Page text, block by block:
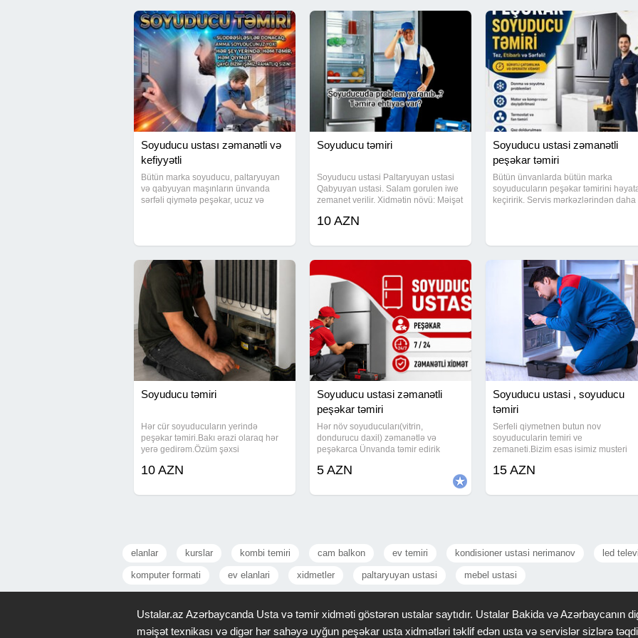
Soyuducu ustası zəmanətli və
kefiyyətli
Bütün marka soyuducu, paltaryuyan
və qabyuyan maşınların ünvanda
sərfəli qiymətə peşəkar, ucuz və
işlərə rəsmi
Soyuducu təmiri
Soyuducu ustasi Paltaryuyan ustasi
Qabyuyan ustasi. Salam gorulen iwe
zemanet verilir. Xidmətin növü: Məişət
10 AZN
Soyuducu ustasi zəmanətli
peşəkar təmiri
Bütün ünvanlarda bütün marka
soyuducuların peşəkar təmirini
keçiririk. Servis mərkəzlərindən daha
Soyuducu təmiri
Hər cür soyuducuların yerində
peşəkar təmiri.Bakı ərazi olaraq hər
yerə gedirəm.Özüm şəxsi
10 AZN
Soyuducu ustasi zəmanətli
peşəkar təmiri
Hər növ soyuducuları(vitrin,
dondurucu daxil) zəmanətlə və
peşəkarca Ünvanda təmir edirik
ustadı 17 illik təcrübəmiz var Peşəkar
ucuz zəmanətli təmir edirik Görülən
hər işə zəmanət
5 AZN
Soyuducu ustasi , soyuducu
təmiri
Serfeli qiymetnen butun nov
soyuducularin temiri ve
zemaneti.Bizim esas isimiz musteri
,ustasi ,ustası,xolodilnik,xolodelnik
15 AZN
elanlar kurslar kombi temiri cam balkon ev temiri kondisioner ustasi nerimanov led
komputer formati ev elanlari xidmetler paltaryuyan ustasi mebel ustasi
Ustalar.az Azərbaycanda Usta və təmir xidməti göstərən ustalar saytıdır. Ustalar Bakida və Azərbaycanın
məişət texnikası və digər hər sahəyə uyğun peşəkar usta xidmətləri təklif edən usta və servislər sizlərə